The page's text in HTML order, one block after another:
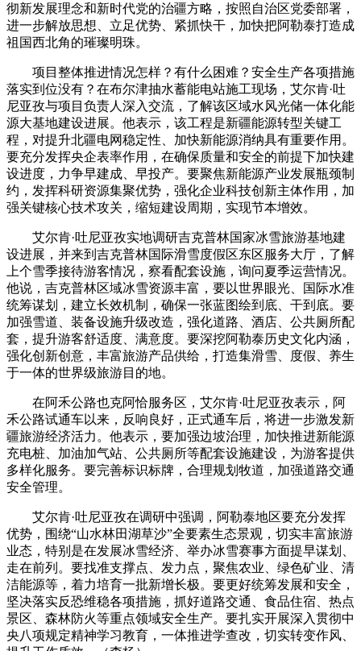
彻新发展理念和新时代党的治疆方略，按照自治区党委部署，
进一步解放思想、立足优势、紧抓快干，加快把阿勒泰打造成
祖国西北角的璀璨明珠。
项目整体推进情况怎样？有什么困难？安全生产各项措施
落实到位没有？在布尔津抽水蓄能电站施工现场，艾尔肯·吐
尼亚孜与项目负责人深入交流，了解该区域水风光储一体化能
源大基地建设进展。他表示，该工程是新疆能源转型关键工
程，对提升北疆电网稳定性、加快新能源消纳具有重要作用。
要充分发挥央企表率作用，在确保质量和安全的前提下加快建
设进度，力争早建成、早投产。要聚焦新能源产业发展瓶颈制
约，发挥科研资源集聚优势，强化企业科技创新主体作用，加
强关键核心技术攻关，缩短建设周期，实现节本增效。
艾尔肯·吐尼亚孜实地调研吉克普林国家冰雪旅游基地建
设进展，并来到吉克普林国际滑雪度假区东区服务大厅，了解
上个雪季接待游客情况，察看配套设施，询问夏季运营情况。
他说，吉克普林区域冰雪资源丰富，要以世界眼光、国际水准
统筹谋划，建立长效机制，确保一张蓝图绘到底、干到底。要
加强雪道、装备设施升级改造，强化道路、酒店、公共厕所配
套，提升游客舒适度、满意度。要深挖阿勒泰历史文化内涵，
强化创新创意，丰富旅游产品供给，打造集滑雪、度假、养生
于一体的世界级旅游目的地。
在阿禾公路也克阿恰服务区，艾尔肯·吐尼亚孜表示，阿
禾公路试通车以来，反响良好，正式通车后，将进一步激发新
疆旅游经济活力。他表示，要加强边坡治理，加快推进新能源
充电桩、加油加气站、公共厕所等配套设施建设，为游客提供
多样化服务。要完善标识标牌，合理规划牧道，加强道路交通
安全管理。
艾尔肯·吐尼亚孜在调研中强调，阿勒泰地区要充分发挥
优势，围绕“山水林田湖草沙”全要素生态景观，切实丰富旅游
业态，特别是在发展冰雪经济、举办冰雪赛事方面提早谋划、
走在前列。要找准支撑点、发力点，聚焦农业、绿色矿业、清
洁能源等，着力培育一批新增长极。要更好统筹发展和安全，
坚决落实反恐维稳各项措施，抓好道路交通、食品住宿、热点
景区、森林防火等重点领域安全生产。要扎实开展深入贯彻中
央八项规定精神学习教育，一体推进学查改，切实转变作风、